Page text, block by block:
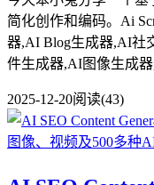
简化创作和编码。Ai
器,AI Blog生成器,AI社
件生成器,AI图像生成
2025-12-20阅读(43)